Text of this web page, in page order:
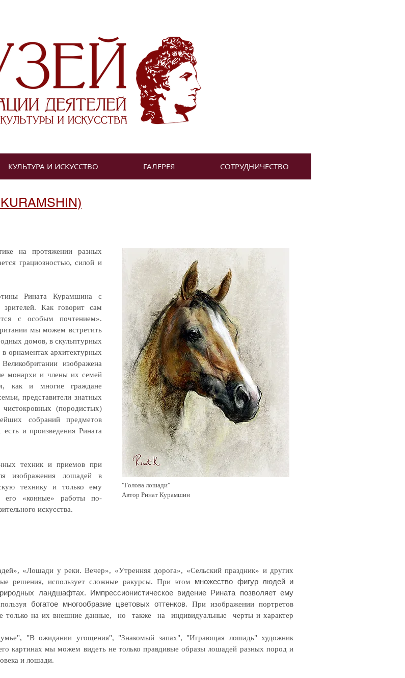
КУЛЬТУРА И ИСКУССТВО ГАЛЕРЕЯ СОТРУДНИЧЕСТВО
на протяжении разных
грациозностью, силой и
Рината Курамшина с
Как говорит сам
с особым почтением».
мы можем встретить
домов, в скульптурных
орнаментах архитектурных
изображена
монархи и члены их семей
как и многие граждане
представители знатных
чистокровных (породистых)
собраний предметов
и произведения Рината
техник и приемов при
изображения лошадей в
технику и только ему
его «конные» работы по-
искусства.
"Голова лошади"
Автор Ринат Курамшин
«Лошади у реки. Вечер», «Утренняя дорога», «Сельский праздник» и других
решения, использует сложные ракурсы. При этом множество фигур людей и
ландшафтах. Импрессионистическое видение Рината позволяет ему
богатое многообразие цветовых оттенков. При изображении портретов
только на их внешние данные, но также на индивидуальные черты и характер
"В ожидании угощения", "Знакомый запах", "Играющая лошадь" художник
картинах мы можем видеть не только правдивые образы лошадей разных пород и
и лошади.